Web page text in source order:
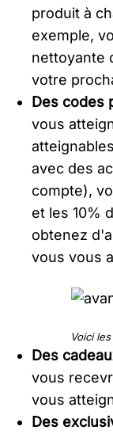
produit à
exemple,
nettoyante
votre
Des codes
vous
avec des
compte),
et les 10%
obtenez
vous vous
Voici
​​Des
vous
vous
Des